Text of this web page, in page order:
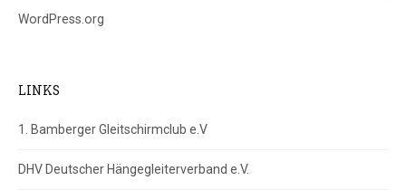
WordPress.org
LINKS
1. Bamberger Gleitschirmclub e.V
DHV Deutscher Hängegleiterverband e.V.